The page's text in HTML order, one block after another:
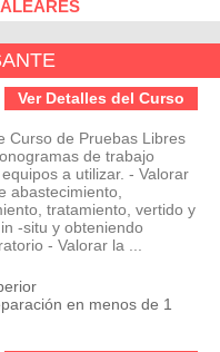
Ver Detalles del Curso
Curso de Pruebas Libres
de trabajo
a utilizar. - Valorar
abastecimiento,
tratamiento, vertido y
-situ y obteniendo
- Valorar la ...
en menos de 1